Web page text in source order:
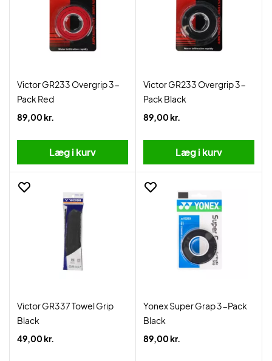
Victor GR233 Overgrip 3-
Pack Red
89,00 kr.
Læg i kurv
Victor GR233 Overgrip 3-
Pack Black
89,00 kr.
Læg i kurv
Victor GR337 Towel Grip
Black
49,00 kr.
Yonex Super Grap 3-Pack
Black
89,00 kr.